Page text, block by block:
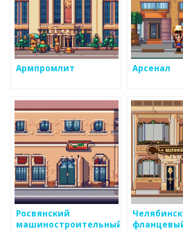
Армпромлит Арсенал
Росвянский
машиностроительный